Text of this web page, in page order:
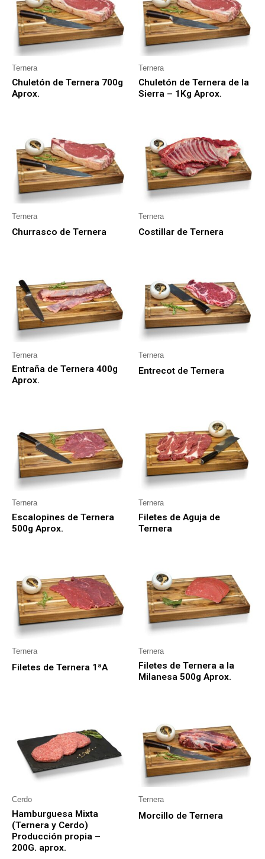
Ternera
Chuletón de Ternera 700g
Aprox.
Ternera
Chuletón de Ternera de la
Sierra – 1Kg Aprox.
Ternera
Churrasco de Ternera
Ternera
Costillar de Ternera
Ternera
Entraña de Ternera 400g
Aprox.
Ternera
Entrecot de Ternera
Ternera
Escalopines de Ternera
500g Aprox.
Ternera
Filetes de Aguja de
Ternera
Ternera
Filetes de Ternera 1ªA
Ternera
Filetes de Ternera a la
Milanesa 500g Aprox.
Cerdo
Hamburguesa Mixta
(Ternera y Cerdo)
Producción propia –
200G. aprox.
Ternera
Morcillo de Ternera